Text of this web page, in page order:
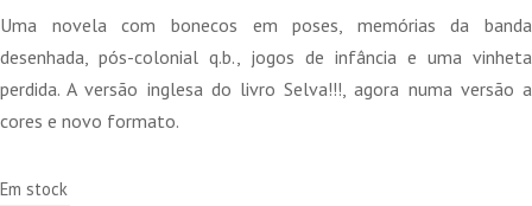
original
era:
10,00 €.
atual
é:
9,00 €.
Uma novela com bonecos em poses, memórias da banda
desenhada, pós-colonial q.b., jogos de infância e uma vinheta
perdida. A versão inglesa do livro Selva!!!, agora numa versão a
cores e novo formato.
Em stock